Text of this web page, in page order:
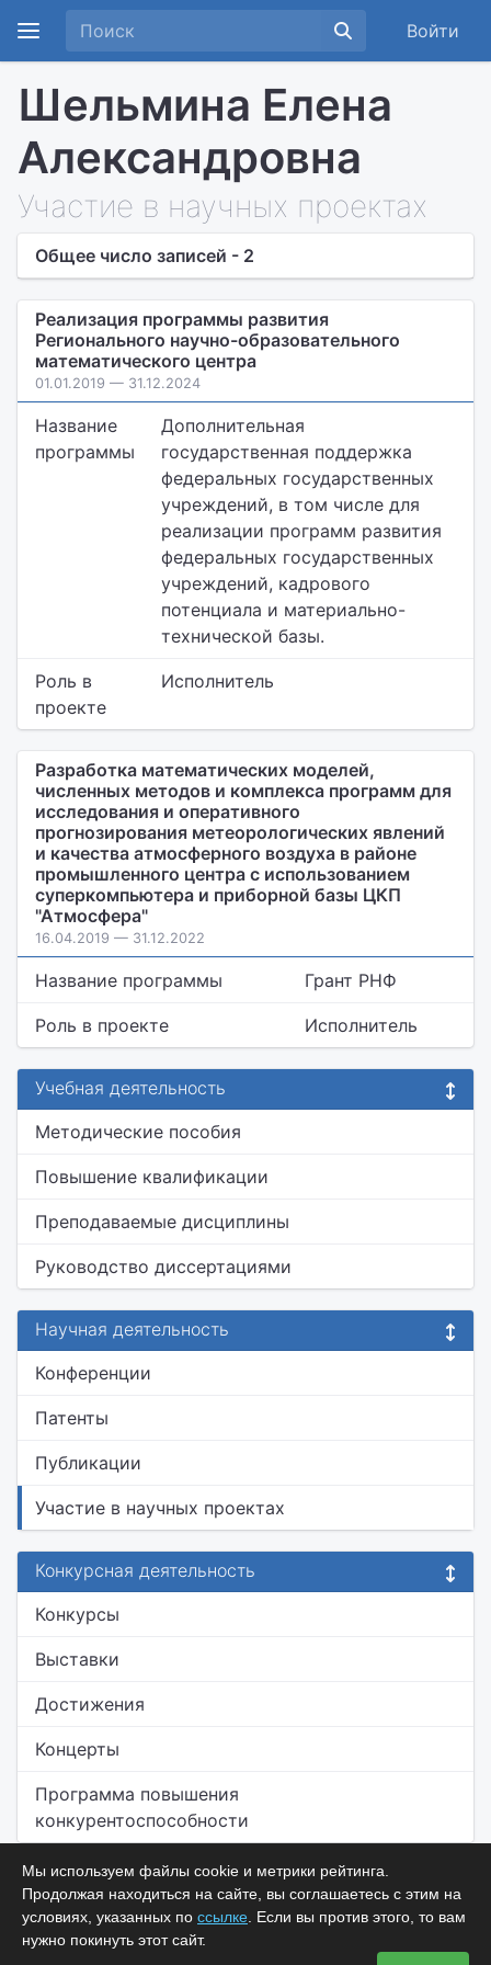
Войти
Шельмина Елена
Александровна
Участие в научных проектах
Общее число записей - 2
Реализация программы развития
Регионального научно-образовательного
математического центра
01.01.2019 — 31.12.2024
Название
программы
Дополнительная
государственная поддержка
федеральных государственных
учреждений, в том числе для
реализации программ развития
федеральных государственных
учреждений, кадрового
потенциала и материально-
технической базы.
Роль в
проекте
Исполнитель
Разработка математических моделей,
численных методов и комплекса программ для
исследования и оперативного
прогнозирования метеорологических явлений
и качества атмосферного воздуха в районе
промышленного центра с использованием
суперкомпьютера и приборной базы ЦКП
"Атмосфера"
16.04.2019 — 31.12.2022
Название программы Грант РНФ
Роль в проекте Исполнитель
Учебная деятельность
Методические пособия
Повышение квалификации
Преподаваемые дисциплины
Руководство диссертациями
Научная деятельность
Конференции
Патенты
Публикации
Участие в научных проектах
Конкурсная деятельность
Конкурсы
Выставки
Достижения
Концерты
Программа повышения
конкурентоспособности
Мы используем файлы cookie и метрики рейтинга.
Продолжая находиться на сайте, вы соглашаетесь с этим на
условиях, указанных по ссылке . Если вы против этого, то вам
нужно покинуть этот сайт.